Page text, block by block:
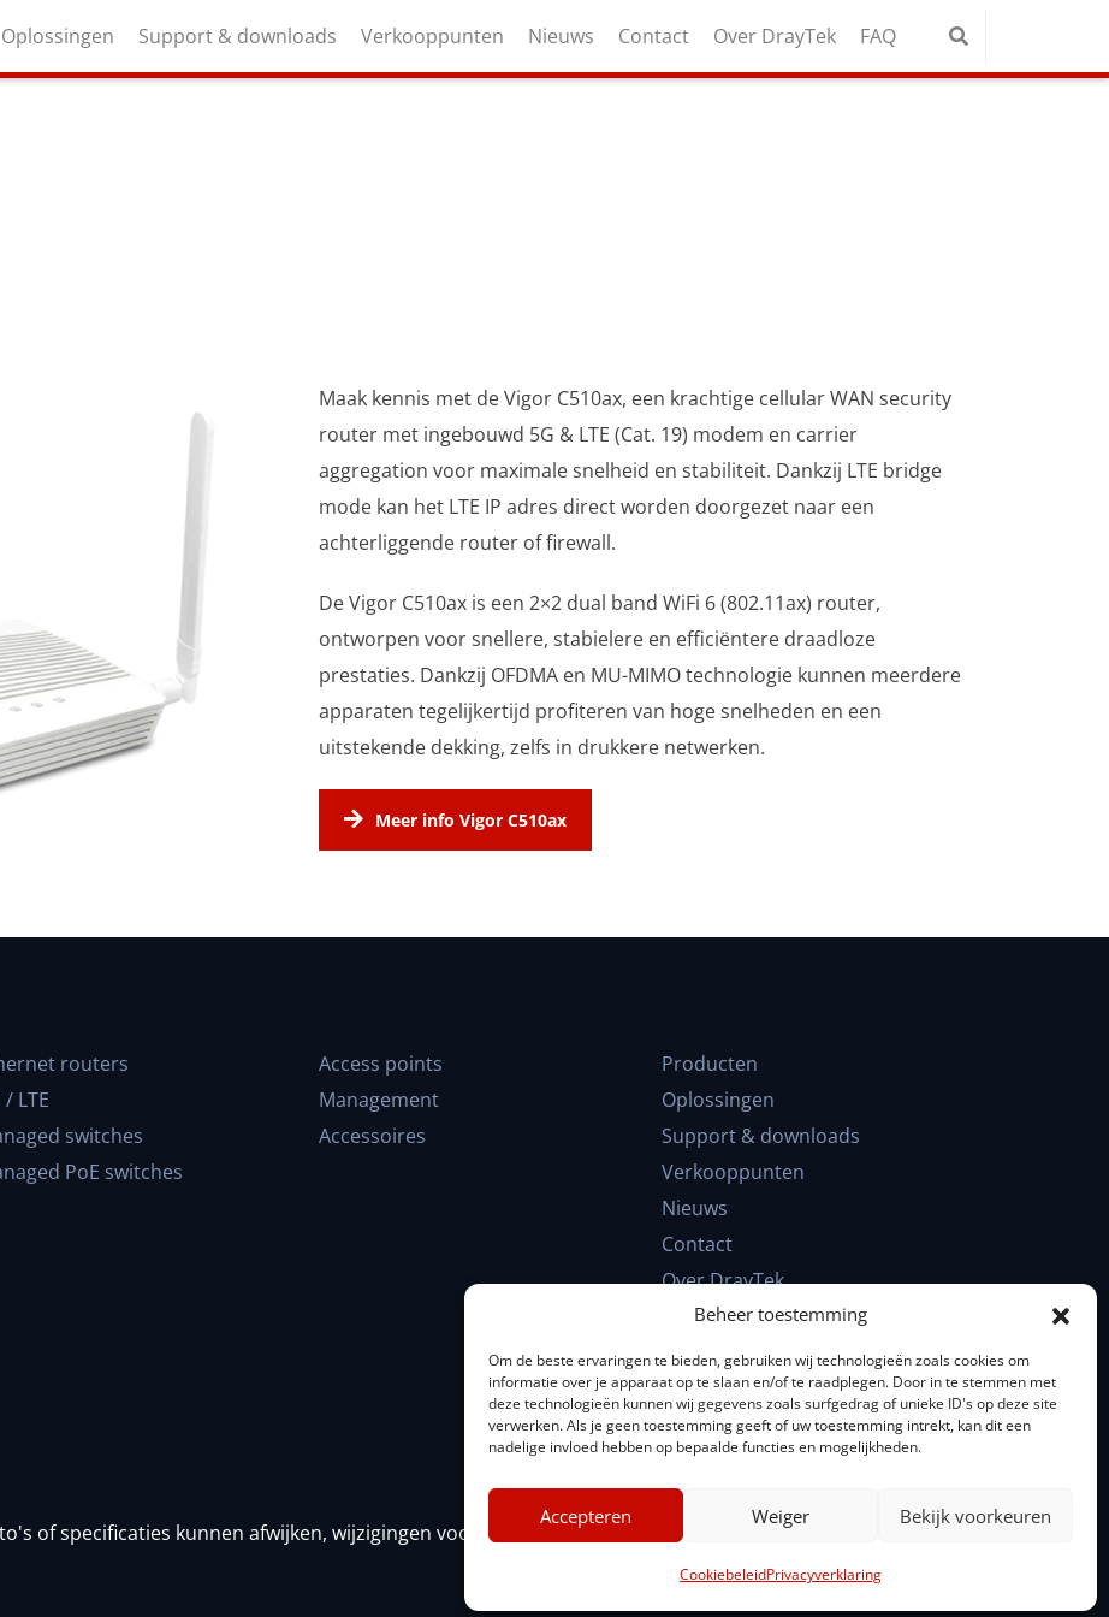
Beheer toestemming
Om de beste ervaringen te bieden, gebruiken wij technologieën zoals cookies om
informatie over je apparaat op te slaan en/of te raadplegen. Door in te stemmen met
deze technologieën kunnen wij gegevens zoals surfgedrag of unieke ID's op deze site
verwerken. Als je geen toestemming geeft of uw toestemming intrekt, kan dit een
nadelige invloed hebben op bepaalde functies en mogelijkheden.
Accepteren Weiger Bekijk voorkeuren
CookiebeleidPrivacyverklaring
Oplossingen Support & downloads Verkooppunten Nieuws Contact Over DrayTek FAQ
Maak kennis met de Vigor C510ax, een krachtige cellular WAN security
router met ingebouwd 5G & LTE (Cat. 19) modem en carrier
aggregation voor maximale snelheid en stabiliteit. Dankzij LTE bridge
mode kan het LTE IP adres direct worden doorgezet naar een
achterliggende router of firewall.
De Vigor C510ax is een 2×2 dual band WiFi 6 (802.11ax) router,
ontworpen voor snellere, stabielere en efficiëntere draadloze
prestaties. Dankzij OFDMA en MU-MIMO technologie kunnen meerdere
apparaten tegelijkertijd profiteren van hoge snelheden en een
uitstekende dekking, zelfs in drukkere netwerken.
Meer info Vigor C510ax
routers
/ LTE
switches
PoE switches
Access points
Management
Accessoires
Producten
Oplossingen
Support & downloads
Verkooppunten
Nieuws
Contact
Over DrayTek
FAQ
Kennisbank
of specificaties kunnen afwijken, wijzigingen voorbehouden